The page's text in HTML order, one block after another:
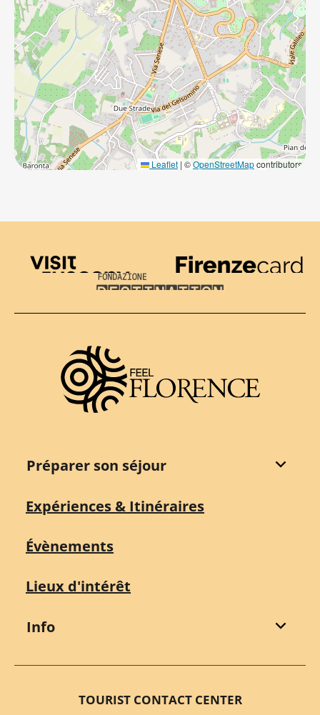
Leaflet | ©OpenStreetMapcontributors
Visit Tuscany
Firenze Card
Destination Florence
Préparer son séjour
Expériences & Itinéraires
Évènements
Lieux d'intérêt
Info
TOURIST CONTACT CENTER